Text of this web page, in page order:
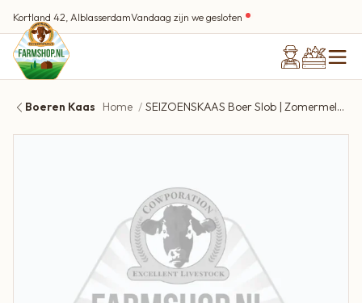
Kortland 42, AlblasserdamVandaag zijn we gesloten
Boeren Kaas Home SEIZOENSKAAS Boer Slob | Zomermelange